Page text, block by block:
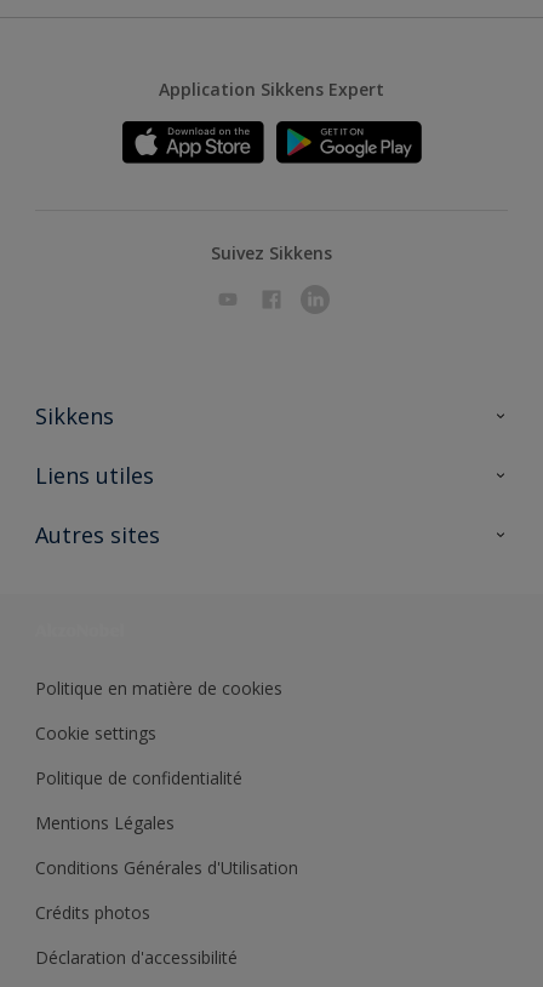
Application Sikkens Expert
Suivez Sikkens
Sikkens
A propos de Sikkens
Liens utiles
Ouvrir un magasin PASS
Autres sites
Politique en matière de cookies
Cookie settings
Politique de confidentialité
Mentions Légales
Conditions Générales d'Utilisation
Crédits photos
Déclaration d'accessibilité